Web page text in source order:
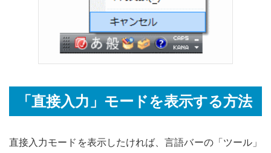
「直接入力」モードを表示する方法
直接入力モードを表示したければ、言語バーの「ツール」